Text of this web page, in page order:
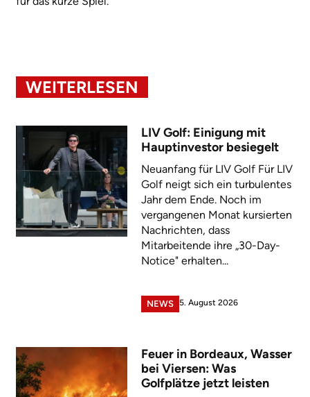
WEITERLESEN
LIV Golf: Einigung mit
Hauptinvestor besiegelt
Neuanfang für LIV Golf Für LIV
Golf neigt sich ein turbulentes
Jahr dem Ende. Noch im
vergangenen Monat kursierten
Nachrichten, dass
Mitarbeitende ihre „30-Day-
Notice" erhalten...
NEWS 5. August 2026
Feuer in Bordeaux, Wasser
bei Viersen: Was
Golfplätze jetzt leisten